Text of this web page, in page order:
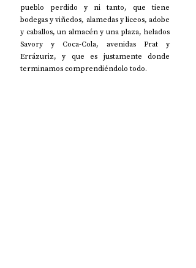
pueblo perdido y ni tanto, que tiene
bodegas y viñedos, alamedas y liceos, adobe
y caballos, un almacén y una plaza, helados
Savory y Coca-Cola, avenidas Prat y
Errázuriz, y que es justamente donde
terminamos comprendiéndolo todo.